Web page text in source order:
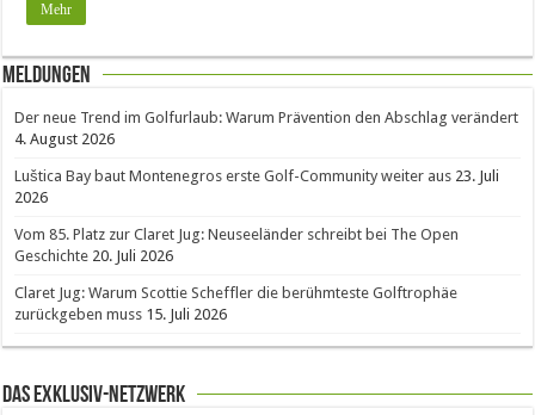
Mehr
Meldungen
Der neue Trend im Golfurlaub: Warum Prävention den Abschlag verändert
4. August 2026
Luštica Bay baut Montenegros erste Golf-Community weiter aus 23. Juli
2026
Vom 85. Platz zur Claret Jug: Neuseeländer schreibt bei The Open
Geschichte 20. Juli 2026
Claret Jug: Warum Scottie Scheffler die berühmteste Golftrophäe
zurückgeben muss 15. Juli 2026
Das Exklusiv-Netzwerk